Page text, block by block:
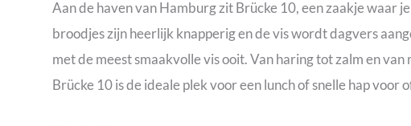
Aan de haven van Hamburg zit Brücke 10, een zaakje waar
broodjes zijn heerlijk knapperig en de vis wordt dagvers
met de meest smaakvolle vis ooit. Van haring tot zalm en
Brücke 10 is de ideale plek voor een lunch of snelle hap voor